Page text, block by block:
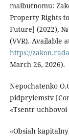
maibutnomu:
Property Rights
Future] (2022), №
(VVR). Available
https://
March 26, 2026).
Nepochatenko
pidpryiemstv
«Tsentr
«Obsiah